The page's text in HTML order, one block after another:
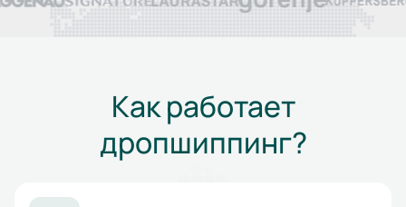
Как работает
дропшиппинг?